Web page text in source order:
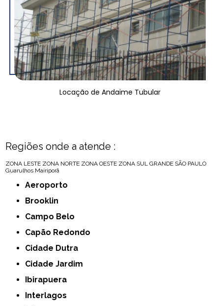
Locação de Andaime Tubular
Regiões onde a atende :
ZONA LESTE ZONA NORTE ZONA OESTE ZONA SUL GRANDE SÃO PAULO
Guarulhos Mairiporã
Aeroporto
Brooklin
Campo Belo
Capão Redondo
Cidade Dutra
Cidade Jardim
Ibirapuera
Interlagos